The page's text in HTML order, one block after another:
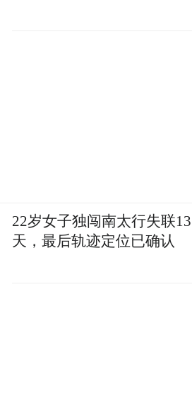
22岁女子独闯南太行失联13
天，最后轨迹定位已确认